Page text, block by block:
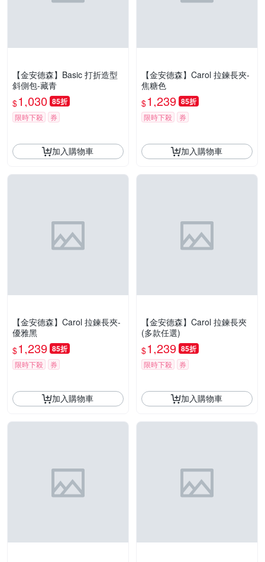
【金安德森】Basic 打折造型
斜側包-藏青
$1,030 85折
限時下殺 券
加入購物車
【金安德森】Carol 拉鍊長夾-
焦糖色
$1,239 85折
限時下殺 券
加入購物車
【金安德森】Carol 拉鍊長夾-
優雅黑
$1,239 85折
限時下殺 券
加入購物車
【金安德森】Carol 拉鍊長夾
(多款任選)
$1,239 85折
限時下殺 券
加入購物車